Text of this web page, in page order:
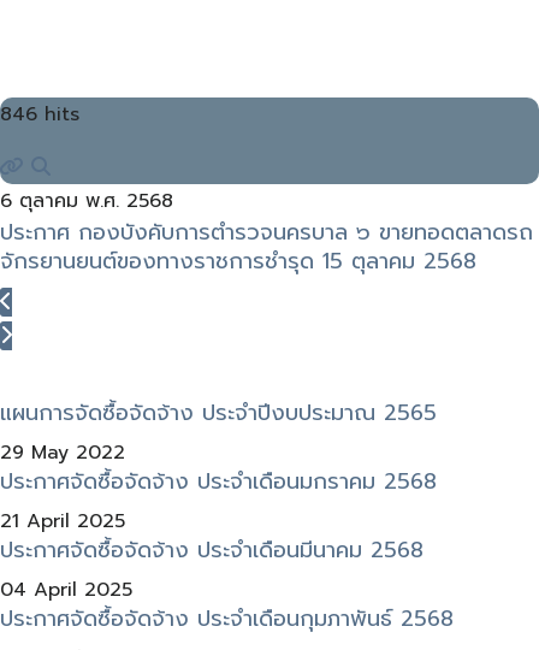
846 hits
6 ตุลาคม พ.ศ. 2568
ประกาศ กองบังคับการตำรวจนครบาล ๖ ขายทอดตลาดรถ
จักรยานยนต์ของทางราชการชำรุด 15 ตุลาคม 2568
แผนการจัดซื้อจัดจ้าง ประจำปีงบประมาณ 2565
29 May 2022
ประกาศจัดซื้อจัดจ้าง ประจำเดือนมกราคม 2568
21 April 2025
ประกาศจัดซื้อจัดจ้าง ประจำเดือนมีนาคม 2568
04 April 2025
ประกาศจัดซื้อจัดจ้าง ประจำเดือนกุมภาพันธ์ 2568